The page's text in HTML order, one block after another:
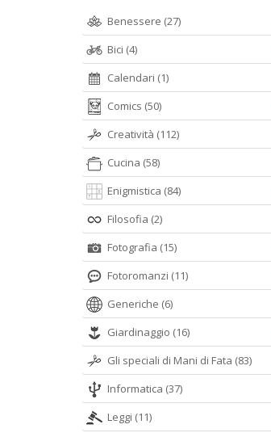
Benessere (27)
Bici (4)
Calendari (1)
Comics (50)
Creatività (112)
Cucina (58)
Enigmistica (84)
Filosofia (2)
Fotografia (15)
Fotoromanzi (11)
Generiche (6)
Giardinaggio (16)
Gli speciali di Mani di Fata (83)
Informatica (37)
Leggi (11)